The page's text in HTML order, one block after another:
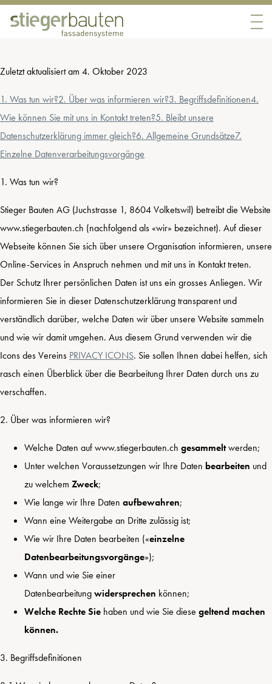
REFERENZEN
KONTAKT
DATENSCHUTZERKLÄRUNG
Zuletzt aktualisiert am 4. Oktober 2023
1. Was tun wir?2. Über was informieren wir?3. Begriffsdefinitionen4.
Wie können Sie mit uns in Kontakt treten?5. Bleibt unsere
Datenschutzerklärung immer gleich?6. Allgemeine Grundsätze7.
Einzelne Datenverarbeitungsvorgänge
1. Was tun wir?
Stieger Bauten AG (Juchstrasse 1, 8604 Volketswil) betreibt die Website
www.stiegerbauten.ch (nachfolgend als «wir» bezeichnet). Auf dieser
Webseite können Sie sich über unsere Organisation informieren, unsere
Online-Services in Anspruch nehmen und mit uns in Kontakt treten.
Der Schutz Ihrer persönlichen Daten ist uns ein grosses Anliegen. Wir
informieren Sie in dieser Datenschutzerklärung transparent und
verständlich darüber, welche Daten wir über unsere Website sammeln
und wie wir damit umgehen. Aus diesem Grund verwenden wir die
Icons des Vereins PRIVACY ICONS. Sie sollen Ihnen dabei helfen, sich
rasch einen Überblick über die Bearbeitung Ihrer Daten durch uns zu
verschaffen.
2. Über was informieren wir?
Welche Daten auf www.stiegerbauten.ch gesammeltwerden;
Unter welchen Voraussetzungen wir Ihre Daten bearbeiten und
zu welchem Zweck;
Wie lange wir Ihre Daten aufbewahren;
Wann eine Weitergabe an Dritte zulässig ist;
Wie wir Ihre Daten bearbeiten («einzelne
Datenbearbeitungsvorgänge»);
Wann und wie Sie einer
Datenbearbeitungwidersprechen können;
Welche Rechte Sie haben und wie Sie diese geltend machen
können.
3. Begriffsdefinitionen